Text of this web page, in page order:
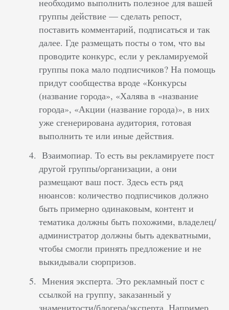
группы действие — сделать репост,
поставить комментарий, подписаться и так
далее. Где размещать посты о том, что вы
проводите конкурс, если у рекламируемой
группы пока мало подписчиков? На помощь
придут сообщества вроде «Конкурсы
(название города», «Халява в «название
города», «Акции (название города)», в них
уже сгенерирована аудитория, готовая
выполнить те или иные действия.
Взаимопиар. То есть вы рекламируете пост
другой группы/организации, а они
размещают ваш пост. Здесь есть ряд
нюансов: количество подписчиков должно
быть примерно одинаковым, контент и
тематика должны быть похожими, владелец/
администратор должны быть адекватными,
чтобы смогли принять предложение и не
выкидывали сюрпризов.
Мнения эксперта. Это рекламный пост с
ссылкой на группу, заказанный у
знаменитости/блогера/эксперта. Например,